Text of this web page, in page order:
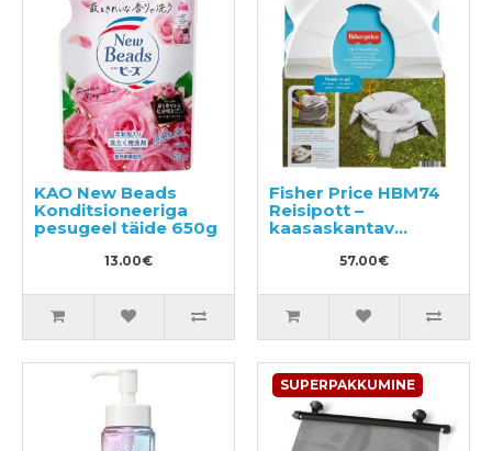
KAO New Beads
Konditsioneeriga
pesugeel täide 650g
13.00€
Fisher Price HBM74
Reisipott –
kaasaskantav
pissipott
57.00€
SUPERPAKKUMINE